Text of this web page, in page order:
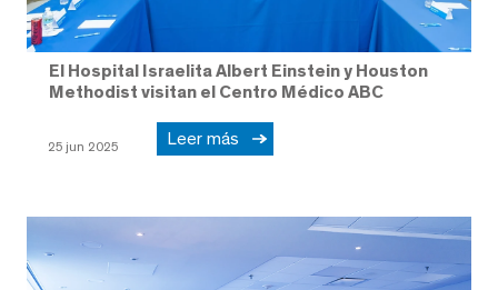
El Hospital Israelita Albert Einstein y Houston
Methodist visitan el Centro Médico ABC
25 jun 2025 Leer más